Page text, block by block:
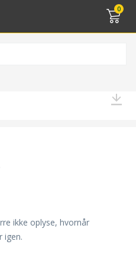
0
ikke oplyse, hvornår
igen.